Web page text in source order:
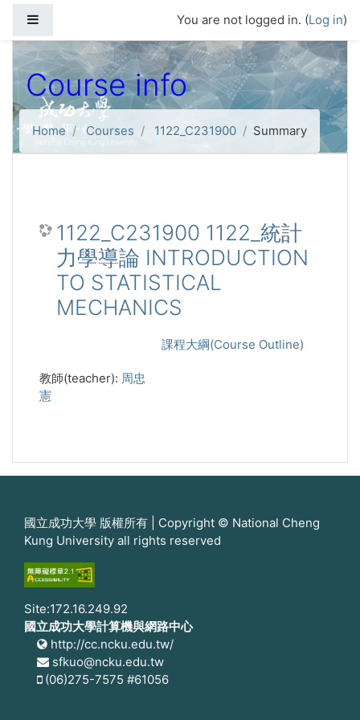
You are not logged in. (Log in)
Course info
Home Courses 1122_C231900 Summary
1122_C231900 1122_統計
力學導論 INTRODUCTION
TO STATISTICAL
MECHANICS
課程大綱(Course Outline)
教師(teacher): 周忠
憲
國立成功大學 版權所有 | Copyright © National Cheng
Kung University all rights reserved
Site:172.16.249.92
國立成功大學計算機與網路中心
http://cc.ncku.edu.tw/
sfkuo@ncku.edu.tw
(06)275-7575 #61056